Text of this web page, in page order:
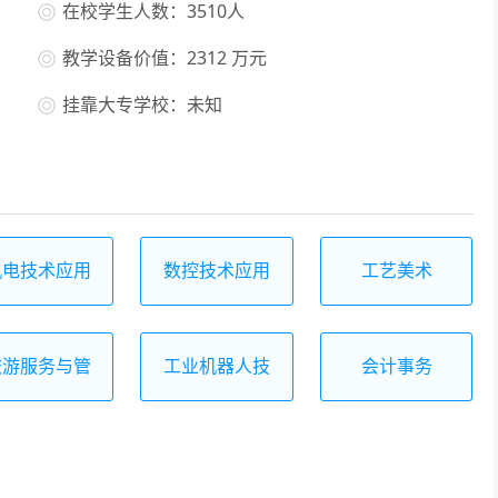
在校学生人数：3510人
教学设备价值：2312 万元
挂靠大专学校：未知
技术应用 数控技术应用 工艺美术
服务与管
工业机器人技
会计事务